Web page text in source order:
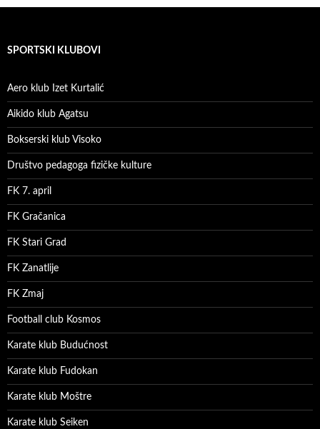
SPORTSKI KLUBOVI
Aero klub Izet Kurtalić
Aikido klub Agatsu
Bokserski klub Visoko
Društvo pedagoga fizičke kulture
FK 7. april
FK Gračanica
FK Stari Grad
FK Zanatlije
FK Zmaj
Football club Kosmos
Karate klub Budućnost
Karate klub Fudokan
Karate klub Moštre
Karate klub Seiken